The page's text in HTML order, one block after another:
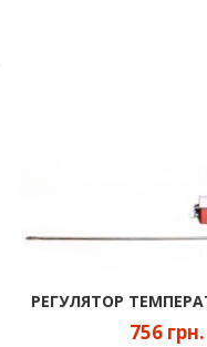
РЕГУЛЯТОР
756 грн.